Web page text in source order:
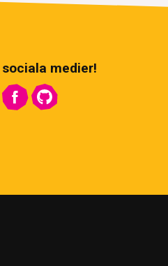
medier!